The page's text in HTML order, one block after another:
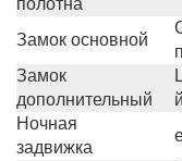
полотна
Замок основной
Замок
дополнительный
Ночная
задвижка